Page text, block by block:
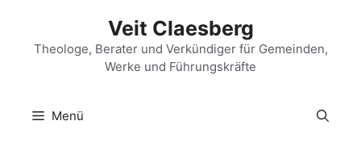
springen
Veit Claesberg
Theologe, Berater und Verkündiger für Gemeinden,
Werke und Führungskräfte
Menü